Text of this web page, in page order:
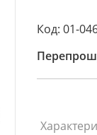
Код: 01-